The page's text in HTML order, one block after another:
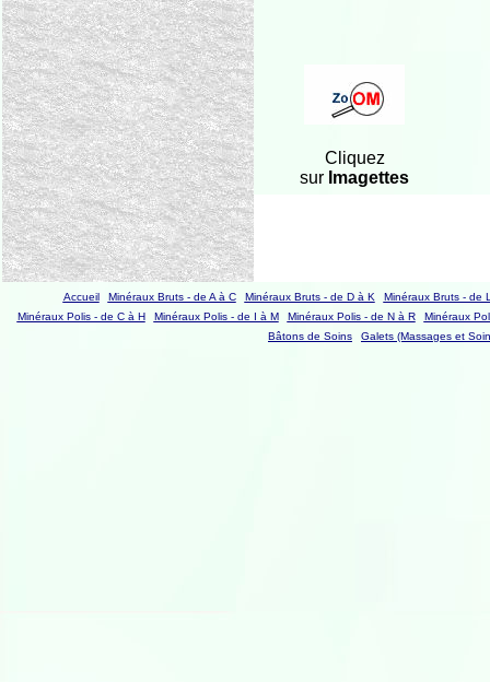
Cliquez
sur Imagettes
Accueil Minéraux Bruts - de A à C Minéraux Bruts - de D à K
Minéraux Bruts - de
Minéraux Polis - de C à H
Minéraux Polis - de I à M Minéraux Polis - de N à R
Minéraux
Bâtons de Soins
Galets (Massages et